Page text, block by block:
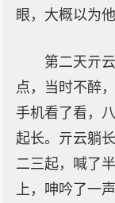
眼，大概以为
第二天亓
点，当时不醉
手机看了看，
起长。亓云躺
二三起，喊了
上，呻吟了一声